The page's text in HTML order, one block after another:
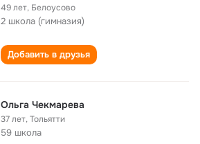
49 лет, Белоусово
2 школа (гимназия)
Добавить в друзья
Ольга Чекмарева
37 лет,Тольятти
59 школа